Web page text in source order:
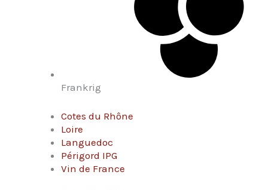
Frankrig
Cotes du Rhône
Loire
Languedoc
Périgord IPG
Vin de France